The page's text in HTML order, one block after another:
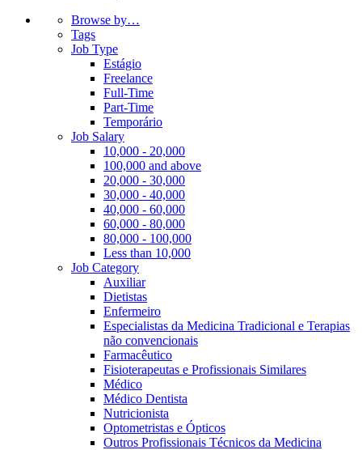
Browse by…
Tags
Job Type
Estágio
Freelance
Full-Time
Part-Time
Temporário
Job Salary
10,000 - 20,000
100,000 and above
20,000 - 30,000
30,000 - 40,000
40,000 - 60,000
60,000 - 80,000
80,000 - 100,000
Less than 10,000
Job Category
Auxiliar
Dietistas
Enfermeiro
Especialistas da Medicina Tradicional e Terapias
não convencionais
Farmacêutico
Fisioterapeutas e Profissionais Similares
Médico
Médico Dentista
Nutricionista
Optometristas e Ópticos
Outros Profissionais Técnicos da Medicina